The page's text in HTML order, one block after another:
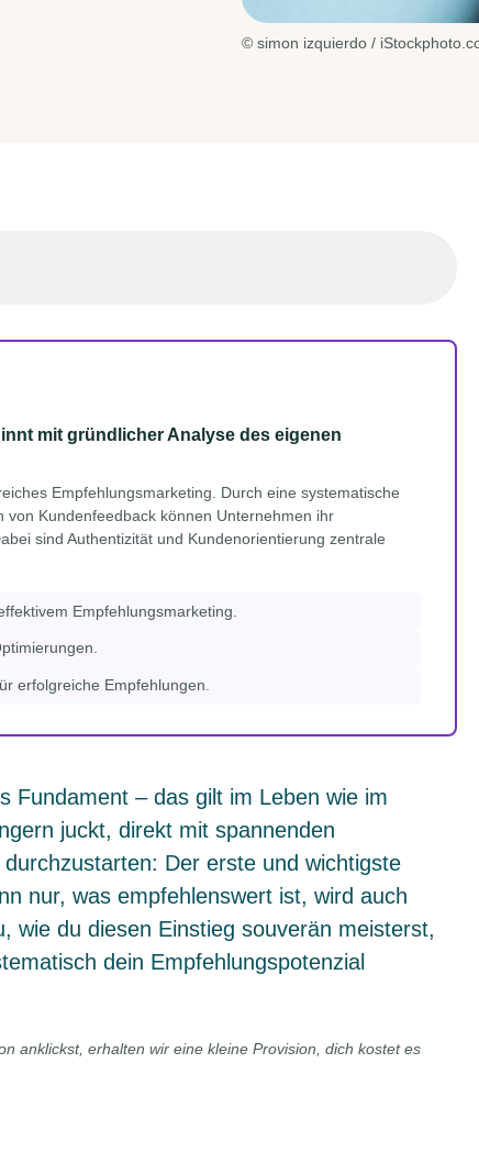
© simon izquierdo /
mit gründlicher Analyse des eigenen
Empfehlungsmarketing. Durch eine systematische
Kundenfeedback können Unternehmen ihr
sind Authentizität und Kundenorientierung zentrale
Empfehlungsmarketing.
erfolgreiche Empfehlungen.
Fundament – das gilt im Leben wie im
juckt, direkt mit spannenden
Der erste und wichtigste
nur, was empfehlenswert ist, wird auch
wie du diesen Einstieg souverän meisterst,
dein Empfehlungspotenzial
anklickst, erhalten wir eine kleine Provision, dich kostet es